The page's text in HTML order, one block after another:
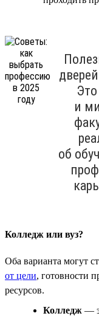
и
об
Колледж или вуз?
Оба варианта могут
от цели, готовности
ресурсов.
Колледж —